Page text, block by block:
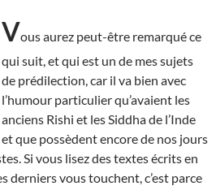
Vous aurez peut-être remarqué ce
qui suit, et qui est un de mes sujets
de prédilection, car il va bien avec
l’humour particulier qu’avaient les
anciens Rishi et les Siddha de l’Inde
et que possèdent encore de nos jours
Si vous lisez des textes écrits en
derniers vous touchent, c’est parce